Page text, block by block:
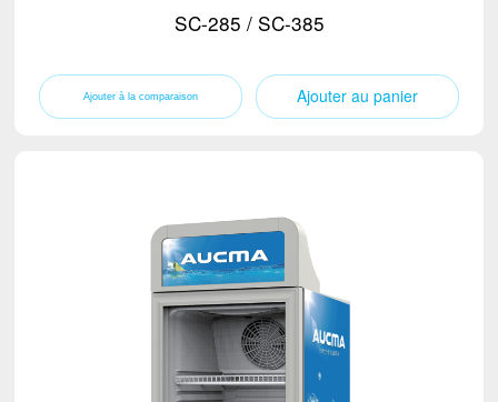
SC-285 / SC-385
Ajouter au panier